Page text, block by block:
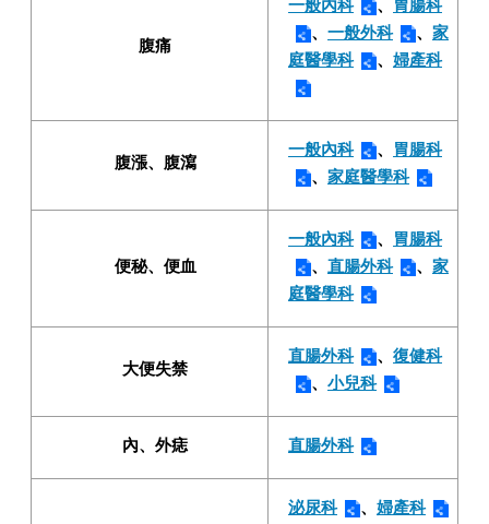
腹痛
一般內科 、
胃腸科
、 一般外科 、 家
庭醫學科
、 婦產科
腹漲、腹瀉
一般內科 、
胃腸科
、 家庭醫學科
便秘、便血
一般內科 、
胃腸科
、 直腸外科 、 家
庭醫學科
大便失禁
直腸外科 、 復健科
、 小兒科
內、外痣 直腸外科
泌尿科 、 婦產科